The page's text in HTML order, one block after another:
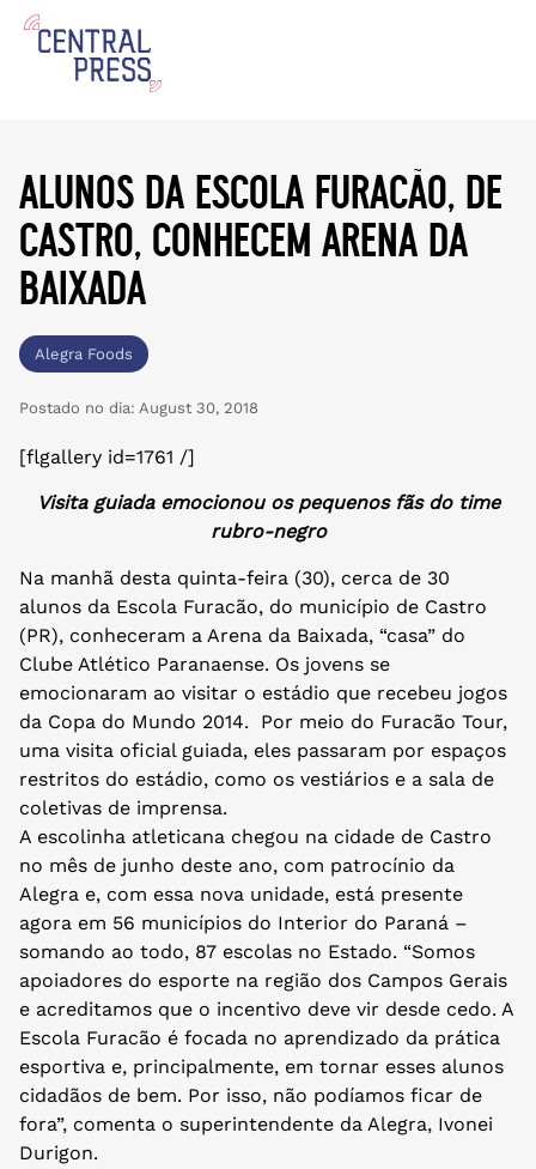
alunos da escola furacão, de
castro, conhecem arena da
baixada
Alegra Foods
Postado no dia: August 30, 2018
[flgallery id=1761 /]
Visita guiada emocionou os pequenos fãs do time
rubro-negro
Na manhã desta quinta-feira (30), cerca de 30
alunos da Escola Furacão, do município de Castro
(PR), conheceram a Arena da Baixada, “casa” do
Clube Atlético Paranaense. Os jovens se
emocionaram ao visitar o estádio que recebeu jogos
da Copa do Mundo 2014. Por meio do Furacão Tour,
uma visita oficial guiada, eles passaram por espaços
restritos do estádio, como os vestiários e a sala de
coletivas de imprensa.
A escolinha atleticana chegou na cidade de Castro
no mês de junho deste ano, com patrocínio da
Alegra e, com essa nova unidade, está presente
agora em 56 municípios do Interior do Paraná –
somando ao todo, 87 escolas no Estado. “Somos
apoiadores do esporte na região dos Campos Gerais
e acreditamos que o incentivo deve vir desde cedo. A
Escola Furacão é focada no aprendizado da prática
esportiva e, principalmente, em tornar esses alunos
cidadãos de bem. Por isso, não podíamos ficar de
fora”, comenta o superintendente da Alegra, Ivonei
Durigon.